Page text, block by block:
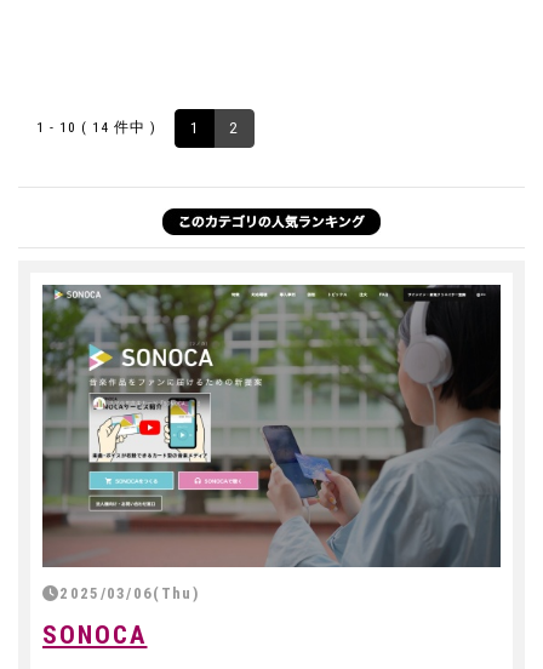
1 - 10 ( 14 件中 ) 1 2
2025/03/06(Thu)
SONOCA